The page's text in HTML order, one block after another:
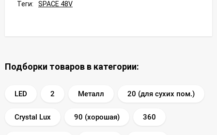
Теги: SPACE 48V
Подборки товаров в категории:
LED 2 Металл 20 (для сухих пом.)
Crystal Lux 90 (хорошая) 360